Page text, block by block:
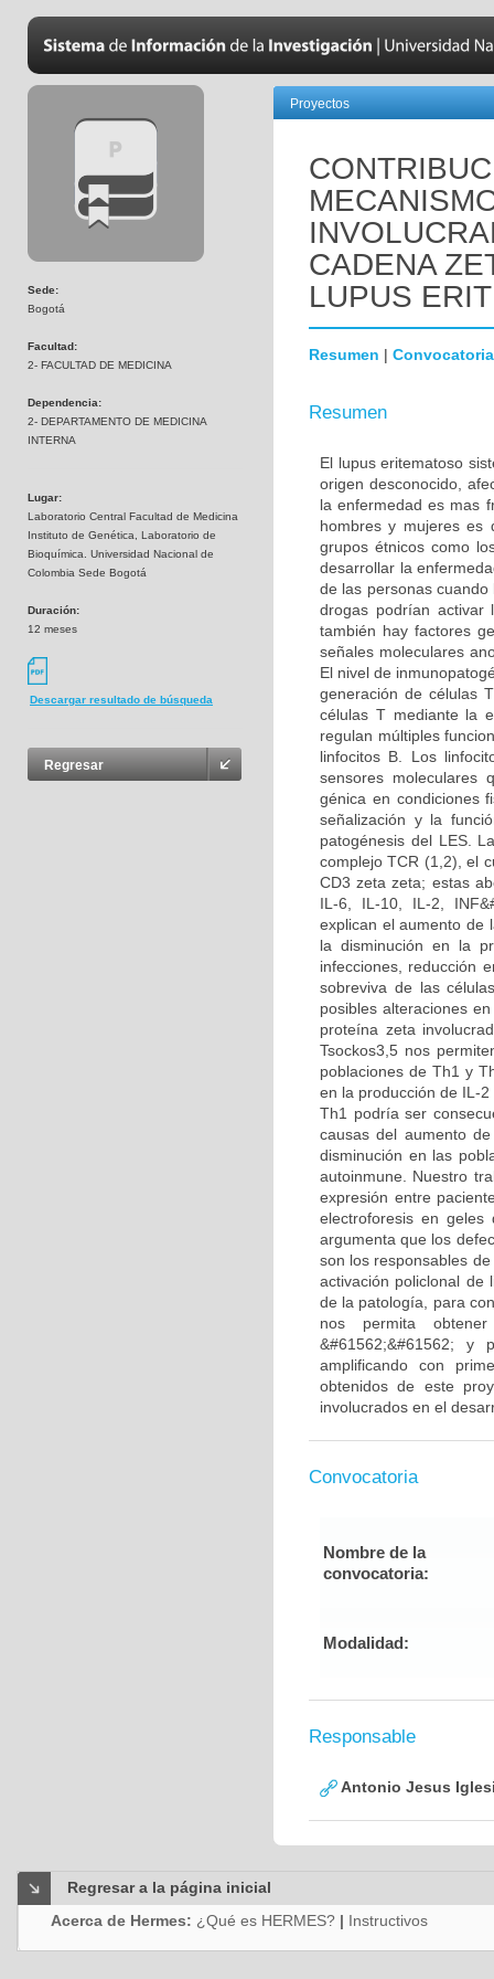
Sede:
Bogotá
Facultad:
2- FACULTAD DE MEDICINA
Dependencia:
2- DEPARTAMENTO DE MEDICINA
INTERNA
Lugar:
Laboratorio Central Facultad de Medicina
Instituto de Genética, Laboratorio de
Bioquímica. Universidad Nacional de
Colombia Sede Bogotá
Duración:
12 meses
Descargar resultado de búsqueda
Regresar
Proyectos
CADENA
LUPUS
Resumen | Convocatoria
Resumen
El lupus eritematoso
origen desconocido,
la enfermedad es mas
hombres y mujeres es
grupos étnicos como
desarrollar la
de las personas
drogas podrían activar
también hay factores
señales moleculares
El nivel de
generación de células
células T mediante la
regulan múltiples
linfocitos B. Los
sensores moleculares
génica en condiciones
señalización y la
patogénesis del LES.
complejo TCR (1,2), el
CD3 zeta zeta; estas
IL-6, IL-10, IL-2,
explican el aumento de
la disminución en la
infecciones, reducción
sobreviva de las
posibles alteraciones
proteína zeta
Tsockos3,5 nos
poblaciones de Th1 y
en la producción de IL-
Th1 podría ser
causas del aumento
disminución en las
autoinmune. Nuestro
expresión entre
electroforesis en geles
argumenta que los
son los responsables
activación policlonal de
de la patología, para
nos permita
&#61562;&#61562;
amplificando con
obtenidos de este
involucrados en el
Convocatoria
Nombre de la
convocatoria:
Modalidad:
Responsable
Antonio Jesus
Regresar a la página inicial
Acerca de Hermes: ¿Qué es HERMES? | Instructivos